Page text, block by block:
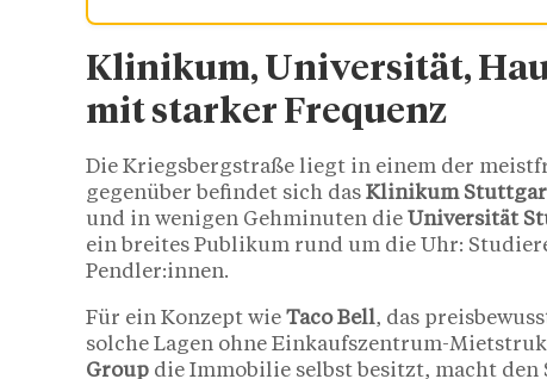
Klinikum, Universität,
mit starker Frequenz
Die Kriegsbergstraße liegt in einem der
gegenüber befindet sich das Klinikum
und in wenigen Gehminuten die Universität
ein breites Publikum rund um die Uhr:
Pendler:innen.
Für ein Konzept wie Taco Bell, das
solche Lagen ohne Einkaufszentrum-
Group die Immobilie selbst besitzt, macht